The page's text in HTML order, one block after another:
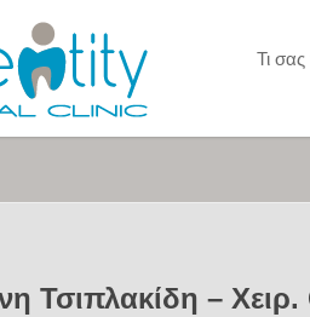
Τι
Τσιπλακίδη –